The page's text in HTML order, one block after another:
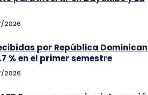
2026
por República
% en el primer semestre
2026